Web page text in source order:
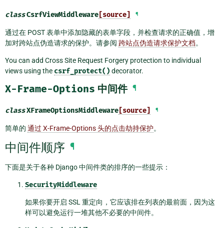
classCsrfViewMiddleware [source] ¶
通过在 POST 表单中添加隐藏的表单字段，并检查请求的正确值，增
加对跨站点伪造请求的保护。请参阅 跨站点伪造请求保护文档。
You can add Cross Site Request Forgery protection to individual
views using the csrf_protect() decorator.
X-Frame-Options 中间件 ¶
classXFrameOptionsMiddleware [source] ¶
简单的 通过 X-Frame-Options 头的点击劫持保护。
中间件顺序 ¶
下面是关于各种 Django 中间件类的排序的一些提示：
SecurityMiddleware
如果你要开启 SSL 重定向，它应该排在列表的最前面，因为这
样可以避免运行一堆其他不必要的中间件。